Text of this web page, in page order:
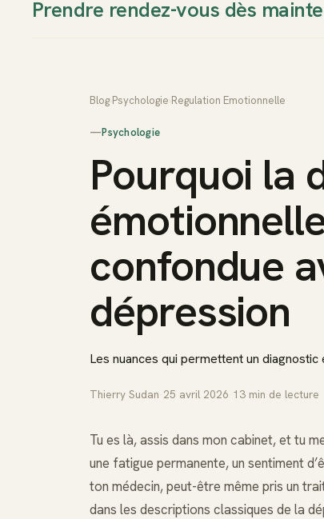
Prendre rendez-vous dès
Blog Psychologie Regulation Emotionnelle
—Psychologie
Pourquoi la
confondue
dépression
Les nuances qui permettent un diagnostic
Thierry Sudan 25 avril 2026 13 min de lecture
Tu es là, assis dans mon cabinet, et tu
une fatigue permanente, un sentiment
ton médecin, peut-être même pris un
dans les descriptions classiques de la